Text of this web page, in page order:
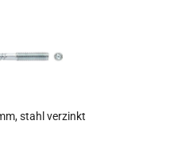
stahl verzinkt